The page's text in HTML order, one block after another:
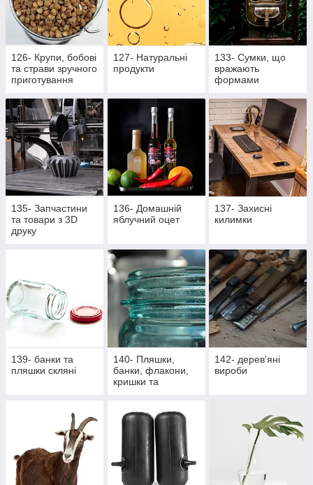
126- Крупи, бобові
та страви зручного
приготування
127- Натуральні
продукти
133- Сумки, що
вражають
формами
135- Запчастини
та товари з 3D
друку
136- Домашній
яблучний оцет
137- Захисні
килимки
139- банки та
пляшки скляні
140- Пляшки,
банки, флакони,
кришки та
закупорщики
142- дерев'яні
вироби